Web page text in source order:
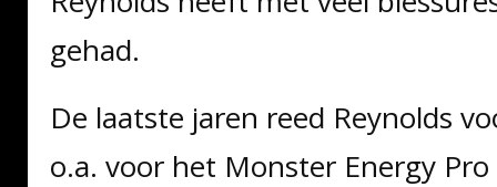
gehad.
De laatste jaren reed Reynolds
o.a. voor het Monster Energy